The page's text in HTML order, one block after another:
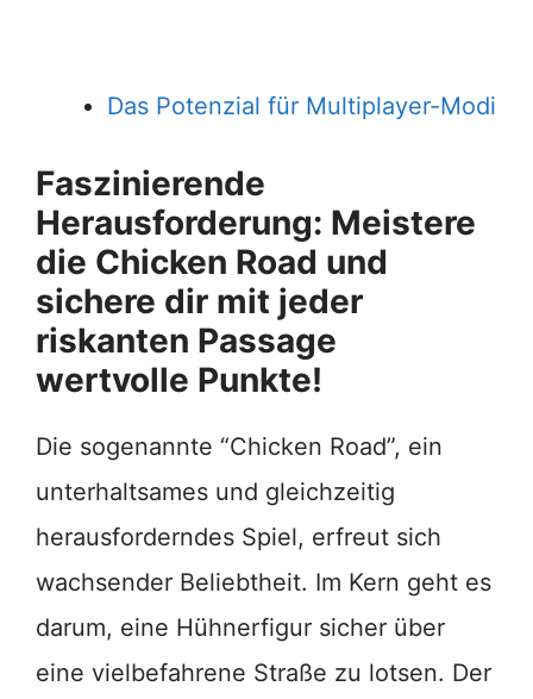
Das Potenzial für Multiplayer-Modi
Faszinierende
Herausforderung: Meistere
die Chicken Road und
sichere dir mit jeder
riskanten Passage
wertvolle Punkte!
Die sogenannte “Chicken Road”, ein
unterhaltsames und gleichzeitig
herausforderndes Spiel, erfreut sich
wachsender Beliebtheit. Im Kern geht es
darum, eine Hühnerfigur sicher über
eine vielbefahrene Straße zu lotsen. Der